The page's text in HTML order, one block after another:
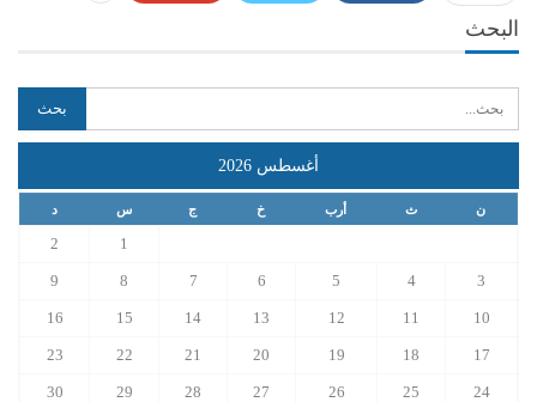
البحث
أغسطس 2026
ن ث أرب خ ج س د
1
2
3
4
5
6
7
8
9
10
11
12
13
14
15
16
17
18
19
20
21
22
23
24
25
26
27
28
29
30